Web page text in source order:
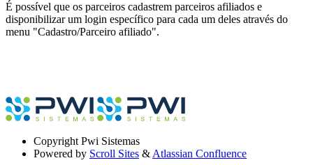
É possível que os parceiros cadastrem parceiros afiliados e
disponibilizar um login específico para cada um deles através do
menu "Cadastro/Parceiro afiliado".
Copyright Pwi Sistemas
Powered by Scroll Sites & Atlassian Confluence